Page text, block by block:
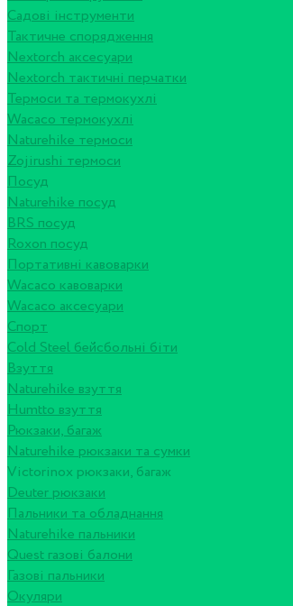
Садові інструменти
Тактичне спорядження
Nextorch аксесуари
Nextorch тактичні перчатки
Термоси та термокухлі
Wacaco термокухлі
Naturehike термоси
Zojirushi термоси
Посуд
Naturehike посуд
BRS посуд
Roxon посуд
Портативні кавоварки
Wacaco кавоварки
Wacaco аксесуари
Спорт
Cold Steel бейсбольні біти
Взуття
Naturehike взуття
Humtto взуття
Рюкзаки, багаж
Naturehike рюкзаки та сумки
Victorinox рюкзаки, багаж
Deuter рюкзаки
Пальники та обладнання
Naturehike пальники
Quest газові балони
Газові пальники
Окуляри